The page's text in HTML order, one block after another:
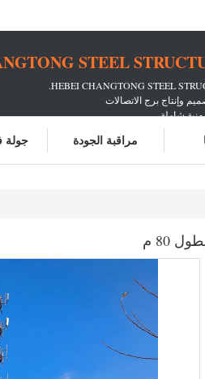
STEEL
شاملة
الاتصالات
جولة مراقبة الجودة
80 م